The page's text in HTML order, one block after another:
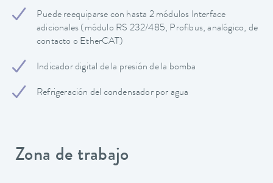
Puede reequiparse con hasta 2 módulos Interface
adicionales (módulo RS 232/485, Profibus, analógico, de
contacto o EtherCAT)
Indicador digital de la presión de la bomba
Refrigeración del condensador por agua
Zona de trabajo